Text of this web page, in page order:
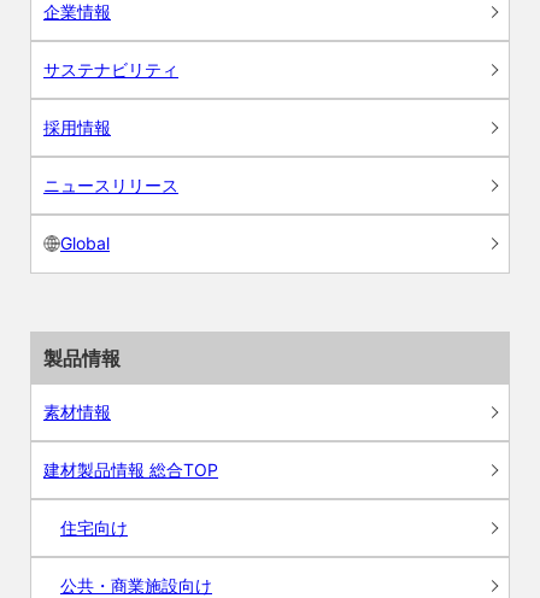
企業情報
サステナビリティ
採用情報
ニュースリリース
Global
製品情報
素材情報
建材製品情報 総合TOP
住宅向け
公共・商業施設向け